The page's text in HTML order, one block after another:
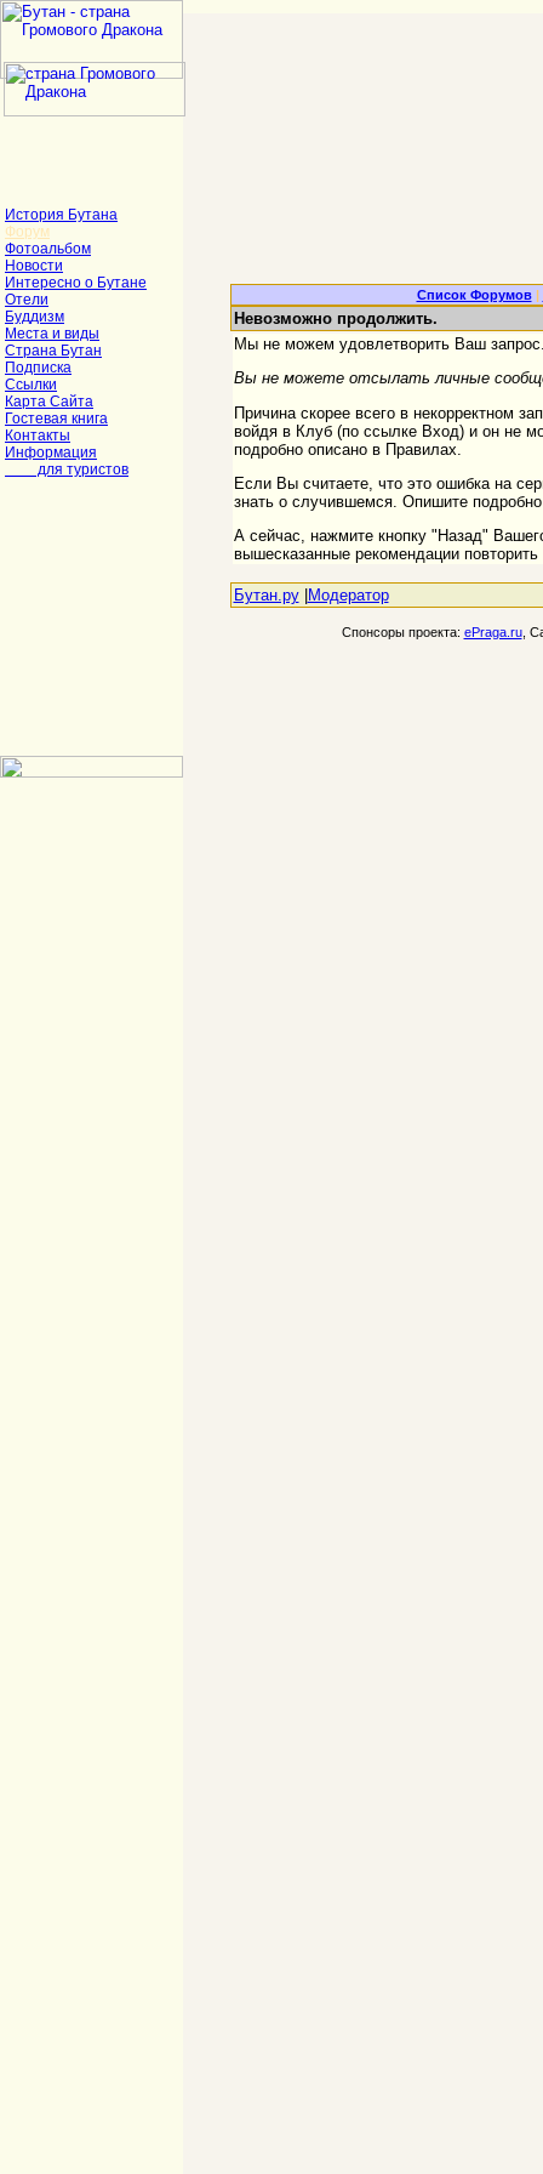
История Бутана
Форум
Фотоальбом
Новости
Интересно о Бутане
Отели
Буддизм
Места и виды
Страна Бутан
Подписка
Ссылки
Карта Сайта
Гостевая книга
Контакты
Информация
для туристов
Список Форумов|
Невозможно продолжить.
Мы не можем удовлетворить Ваш
Вы не можете отсылать личные
Причина скорее всего в некорректном
войдя в Клуб (по ссылке Вход) и он не
подробно описано в Правилах.
Если Вы считаете, что это ошибка на
знать о случившемся. Опишите
А сейчас, нажмите кнопку "Назад"
вышесказанные рекомендации повторить
Бутан.ру| Модератор
Спонсоры проекта: ePraga.ru,